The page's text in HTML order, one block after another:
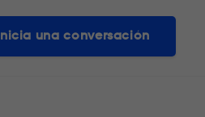
Inicia una conversación